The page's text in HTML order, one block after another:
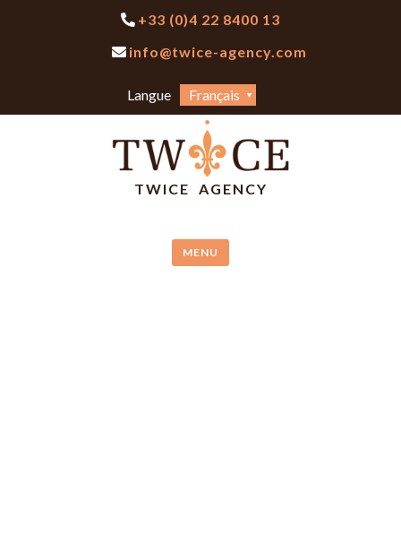
+33 (0)4 22 8400 13
info@twice-agency.com
Langue
Choisir
une
langue
TWICE AGENCY
MENU